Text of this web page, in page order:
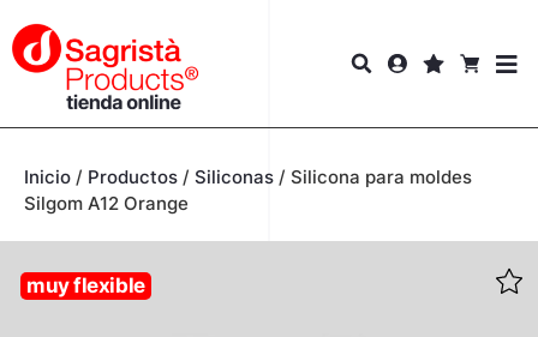
Inicio / Productos / Siliconas / Silicona para moldes
Silgom A12 Orange
muy flexible